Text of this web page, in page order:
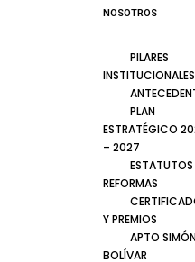
NOSOTROS
PILARES
INSTITUCIONALES
PLAN
ESTRATÉGICO
– 2027
ESTATUTOS
REFORMAS
Y PREMIOS
APTO
BOLÍVAR